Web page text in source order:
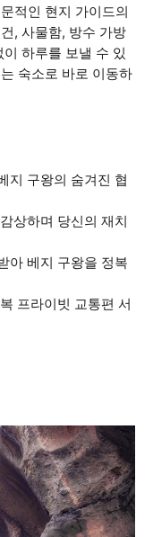
적인 현지 가이드의
, 사물함, 방수 가방
하루를 보낼 수 있
숙소로 바로 이동하
지 구왕의 숨겨진 협
상하며 당신의 재치
아 베지 구왕을 정복
프라이빗 교통편 서